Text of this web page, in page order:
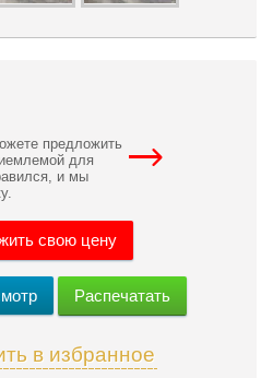
предложить
для
и мы
свою цену
Распечатать
в избранное